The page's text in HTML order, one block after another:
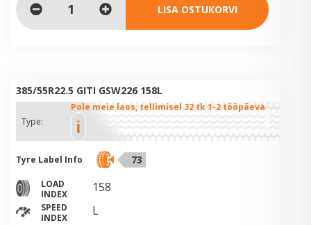
LISA OSTUKORVI
385/55R22.5 GITI GSW226 158L
Type:
Pole meie laos, tellimisel 32 tk 1-2 tööpäeva
i
Tyre Label Info 73
LOAD
INDEX
158
SPEED
INDEX
L